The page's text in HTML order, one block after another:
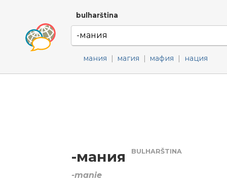
bulharština
мания | магия | мафия | нация
-мания BULHARŠTINA
-manie